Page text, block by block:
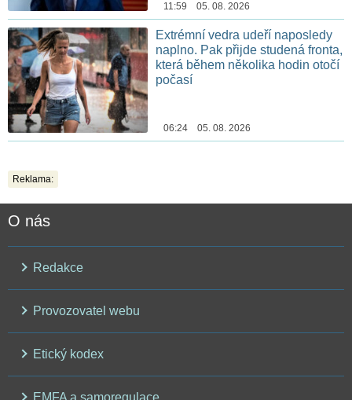
11:59 05. 08. 2026
Extrémní vedra udeří naposledy
naplno. Pak přijde studená fronta,
která během několika hodin otočí
počasí
06:24 05. 08. 2026
Reklama:
O nás
Redakce
Provozovatel webu
Etický kodex